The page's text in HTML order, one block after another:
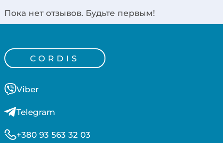
Пока нет отзывов. Будьте первым!
CORDIS
Viber
Telegram
+380 93 563 32 03